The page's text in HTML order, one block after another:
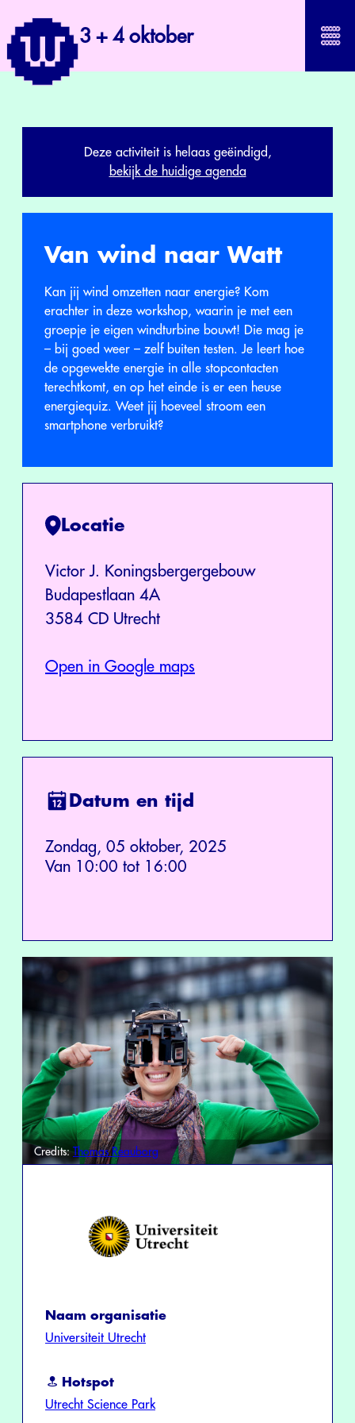
3 + 4 oktober
Deze activiteit is helaas geëindigd,
bekijk de huidige agenda
Van wind naar Watt
Kan jij wind omzetten naar energie? Kom
erachter in deze workshop, waarin je met een
groepje je eigen windturbine bouwt! Die mag je
– bij goed weer – zelf buiten testen. Je leert hoe
de opgewekte energie in alle stopcontacten
terechtkomt, en op het einde is er een heuse
energiequiz. Weet jij hoeveel stroom een
smartphone verbruikt?
Locatie
Victor J. Koningsbergergebouw
Budapestlaan 4A
3584 CD Utrecht
Open in Google maps
Datum en tijd
Zondag, 05 oktober, 2025
Van 10:00 tot 16:00
Credits: Thomas Reauborg
Naam organisatie
Universiteit Utrecht
Hotspot
Utrecht Science Park